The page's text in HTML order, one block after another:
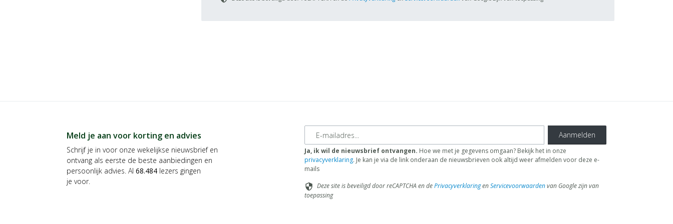
Meld je aan voor korting en advies
Schrijf je in voor onze wekelijkse nieuwsbrief en
ontvang als eerste de beste aanbiedingen en
persoonlijk advies. Al 68.484 lezers gingen
je voor.
E-mailadres Aanmelden
Ja, ik wil de nieuwsbrief ontvangen. Hoe we met je gegevens omgaan? Bekijk het in onze
privacyverklaring. Je kan je via de link onderaan de nieuwsbrieven ook altijd weer afmelden voor deze e-
mails
security Deze site is beveiligd door reCAPTCHA en dePrivacyverklaringenServicevoorwaardenvan Google zijn van
toepassing